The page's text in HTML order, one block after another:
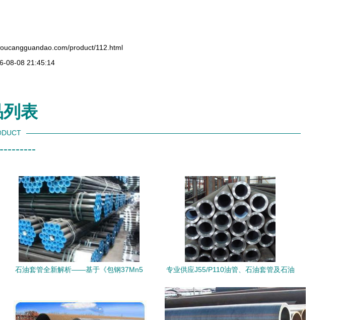
product/112.html
08-08 21:45:14
列表
石油套管全新解析——基于《包钢37Mn5
专业供应J55/P110油管、石油套管及石油